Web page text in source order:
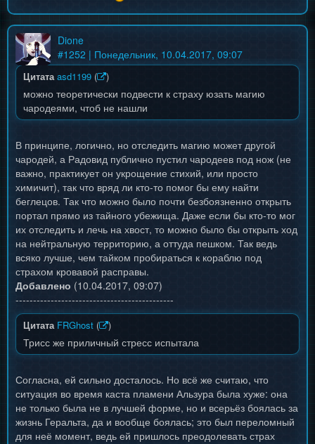
Dione
#1252 | Понедельник, 10.04.2017, 09:07
Цитата asd1199 ( )
можно теоретически подвести к страху юзать магию
чародеями, чтоб не нашли
В принципе, логично, но отследить магию может другой
чародей, а Радовид публично пустил чародеев под нож (не
важно, практикует он укрощение стихий, или просто
химичит), так что вряд ли кто-то помог бы ему найти
беглецов. Так что можно было почти безбоязненно открыть
портал прямо из тайного убежища. Даже если бы кто-то мог
их отследить и лечь на хвост, то можно было бы открыть ход
на нейтральную территорию, а оттуда пешком. Так ведь
всяко лучше, чем тайком пробираться к кораблю под
страхом кровавой расправы.
Добавлено (10.04.2017, 09:07)
---------------------------------------------
Цитата FRGhost ( )
Трисс же приличный стресс испытала
Согласна, ей сильно досталось. Но всё же считаю, что
ситуация во время каста пламени Альзура была хуже: она
не только была не в лучшей форме, но и всерьёз боялась за
жизнь Геральта, да и вообще боялась; это был переломный
для неё момент, ведь ей пришлось преодолевать страх